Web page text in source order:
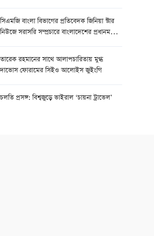
part 1
সিএমজি বাংলা বিভাগের প্রতিবেদক জিনিয়া স্টার
নিউজে সরাসরি সম্প্রচারে বাংলাদেশের প্রধানমন্ত্রী
part 2
তারেক রহমানের সাথে আলাপচারিতায় মুগ্ধ
দাভোস ফোরামের সিইও আলোইস জুইংগি
চলতি প্রসঙ্গ: বিশ্বজুড়ে ভাইরাল ‘চায়না ট্রাভেল’